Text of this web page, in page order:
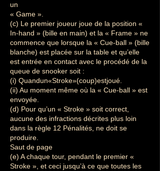
un
« Game ».
(c) Le premier joueur joue de la position «
In-hand » (bille en main) et la « Frame » ne
commence que lorsque la « Cue-ball » (bille
blanche) est placée sur la table et qu’elle
est entrée en contact avec le procédé de la
queue de snooker soit :
(i) Quandun«Stroke»(coup)estjoué.
(ii) Au moment même où la « Cue-ball » est
envoyée.
(d) Pour qu’un « Stroke » soit correct,
aucune des infractions décrites plus loin
dans la règle 12 Pénalités, ne doit se
produire.
Saut de page
(e) A chaque tour, pendant le premier «
Stroke », et ceci jusqu’à ce que toutes les